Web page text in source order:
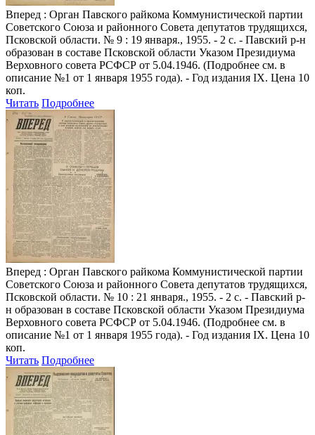
Вперед : Орган Павского райкома Коммунистической партии
Советского Союза и районного Совета депутатов трудящихся,
Псковской области. № 9 : 19 января., 1955. - 2 с. - Павский р-н
образован в составе Псковской области Указом Президиума
Верховного совета РСФСР от 5.04.1946. (Подробнее см. в
описание №1 от 1 января 1955 года). - Год издания IX. Цена 10
коп.
Читать Подробнее
Вперед : Орган Павского райкома Коммунистической партии
Советского Союза и районного Совета депутатов трудящихся,
Псковской области. № 10 : 21 января., 1955. - 2 с. - Павский р-
н образован в составе Псковской области Указом Президиума
Верховного совета РСФСР от 5.04.1946. (Подробнее см. в
описание №1 от 1 января 1955 года). - Год издания IX. Цена 10
коп.
Читать Подробнее